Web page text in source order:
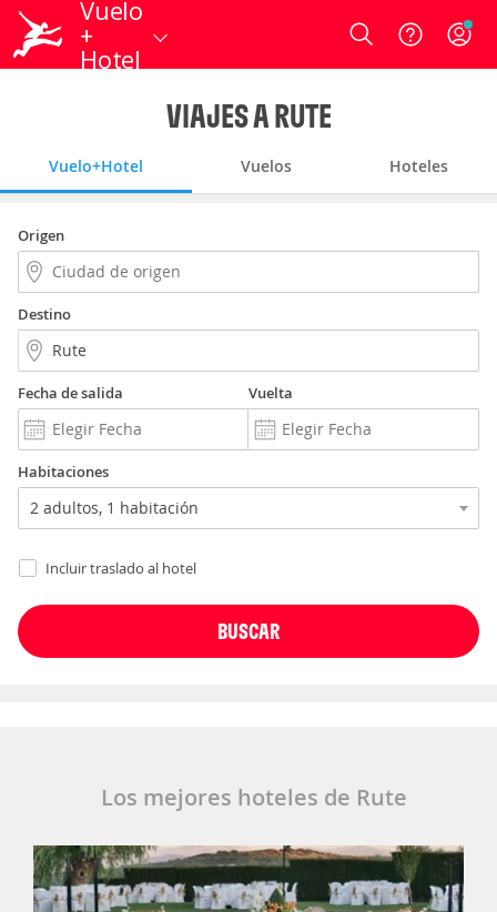
Vuelo
+
Hotel
Login
VIAJES A RUTE
Vuelo+Hotel Vuelos Hoteles
Origen
Destino
Fecha de salida Vuelta
Habitaciones
Incluir traslado al hotel
Los mejores hoteles de Rute